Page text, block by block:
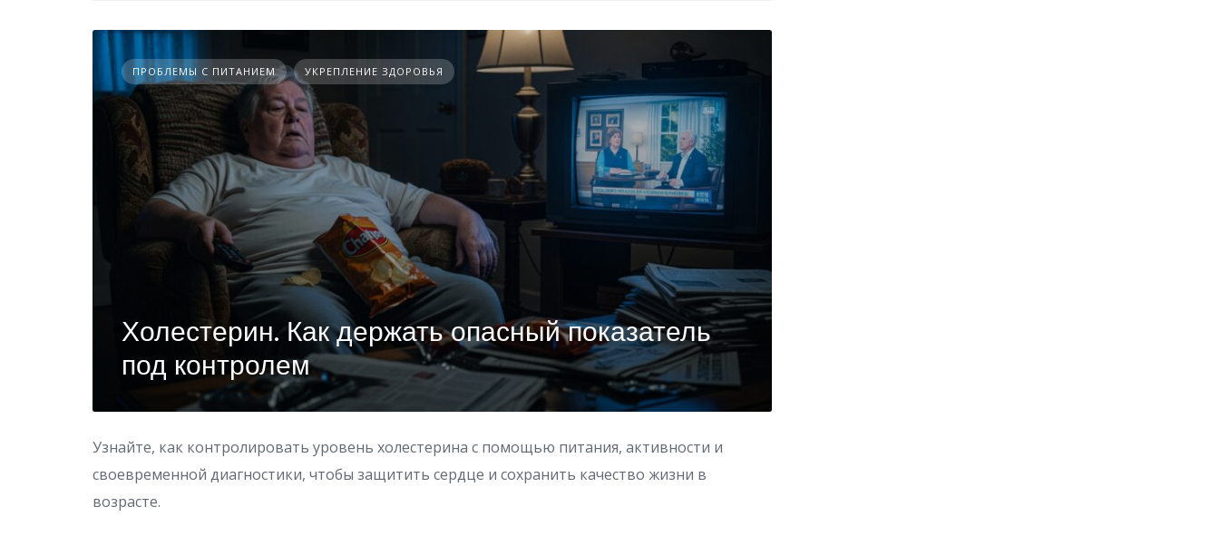
ПРОБЛЕМЫ С ПИТАНИЕМ УКРЕПЛЕНИЕ ЗДОРОВЬЯ
Холестерин. Как держать опасный показатель
под контролем
Узнайте, как контролировать уровень холестерина с помощью питания, активности и
своевременной диагностики, чтобы защитить сердце и сохранить качество жизни в
возрасте.